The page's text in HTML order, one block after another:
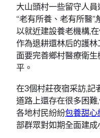
大山頭村一些留守人
“老有所養、老有所醫
以就近建設養老機構,
作為退耕還林后的護
面要完善鄉村醫療衛
平。
在3個村莊夜宿采訪,記
道路上還存在很多困
各地村民紛紛包養甜心
部群眾對如期全面建成